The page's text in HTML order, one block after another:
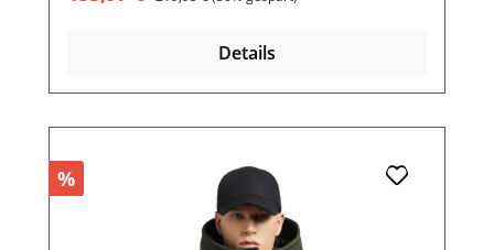
Details
%